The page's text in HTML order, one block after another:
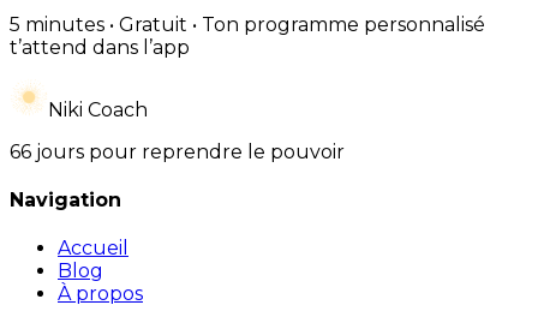
5 minutes • Gratuit • Ton programme personnalisé
t’attend dans l’app
Niki Coach
66 jours pour reprendre le pouvoir
Navigation
Accueil
Blog
À propos